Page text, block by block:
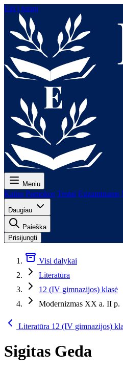
Eiti į turinį
Meniu
Kaina Pamokos Testai Egzaminams
Daugiau
Paieška
Prisijungti
Visi dalykai
Literatūra
12 (IV gimnazijos) klasė
Modernizmas XX a. II p.
Literatūra 12 (IV gimnazijos)
Sigitas Geda